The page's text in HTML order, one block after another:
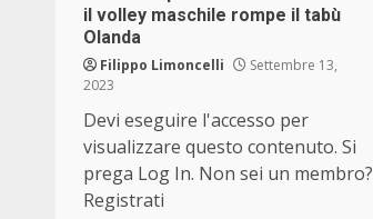
il volley maschile rompe il tabù
Olanda
Filippo Limoncelli
Settembre 13,
2023
Devi eseguire l'accesso per
visualizzare questo contenuto. Si
prega Log In. Non sei un membro?
Registrati